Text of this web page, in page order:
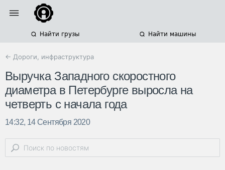
Найти грузы Найти машины
← Дороги, инфраструктура
Выручка Западного скоростного
диаметра в Петербурге выросла на
четверть с начала года
14:32, 14 Сентября 2020